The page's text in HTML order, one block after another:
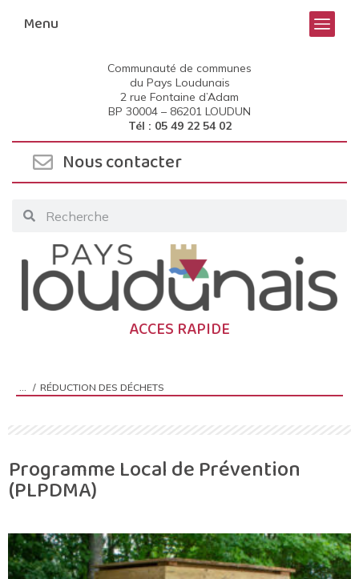
Menu
Communauté de communes
du Pays Loudunais
2 rue Fontaine d’Adam
BP 30004 – 86201 LOUDUN
Tél : 05 49 22 54 02
Nous contacter
ACCES RAPIDE
Vous êtes ici :
RÉDUCTION DES DÉCHETS
Programme Local de Prévention
(PLPDMA)